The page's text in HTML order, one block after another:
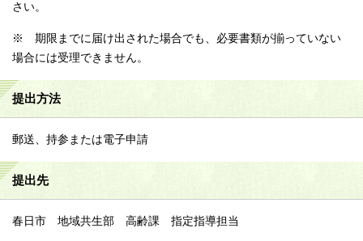
さい。
※ 期限までに届け出された場合でも、必要書類が揃っていない
場合には受理できません。
提出方法
郵送、持参または電子申請
提出先
春日市 地域共生部 高齢課 指定指導担当